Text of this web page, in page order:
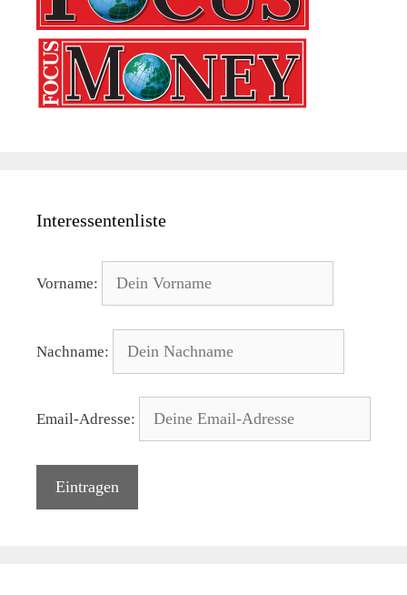
Interessentenliste
Vorname:
Nachname:
Email-Adresse: